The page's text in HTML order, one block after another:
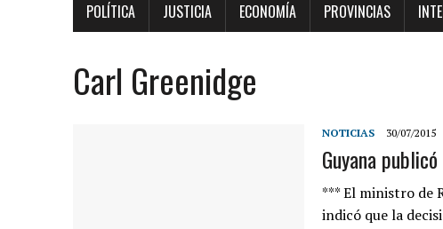
POLÍTICA JUSTICIA ECONOMÍA PROVINCIAS
Carl Greenidge
NOTICIAS 30/07/2015
Guyana
*** El ministro de
indicó que la